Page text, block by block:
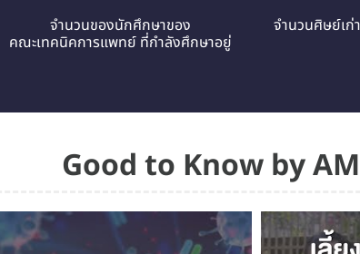
จำนวนของนักศึกษาของ
คณะเทคนิคการแพทย์ ที่กำลังศึกษาอยู่
จำนวนศิษย์เ
Good to Know by